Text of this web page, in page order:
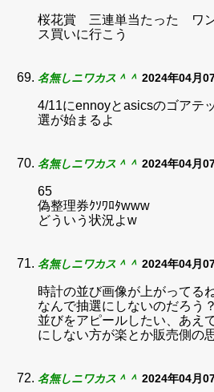
桜花賞 三連単当たった ワン
ス買いに行こう
名無しニワカス＾＾ 2024年04月
4/11にennoyとasicsのゴアテ
選が始まるよ
名無しニワカス＾＾ 2024年04月
65
偽整理券ｸｿﾜﾛﾀwww
どういう状況よw
名無しニワカス＾＾ 2024年04月
時計の並び画像が上がってる
なんで抽選にしないのだろう？
並びをアピールしたい、あえ
にしない方が楽とか販売側の
名無しニワカス＾＾ 2024年04月